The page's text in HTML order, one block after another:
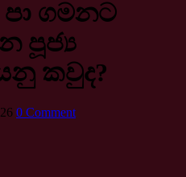
පා ගමනට
පූජ්‍ය
කවුද?
0 Comment